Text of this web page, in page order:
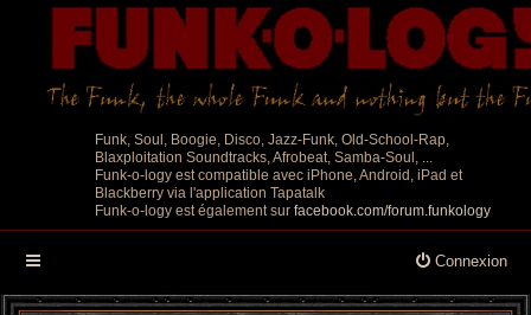
Funk, Soul, Boogie, Disco, Jazz-Funk, Old-School-Rap,
Blaxploitation Soundtracks, Afrobeat, Samba-Soul, ...
Funk-o-logy est compatible avec iPhone, Android, iPad et
Blackberry via l'application Tapatalk
Funk-o-logy est également sur facebook.com/forum.funkology
Connexion